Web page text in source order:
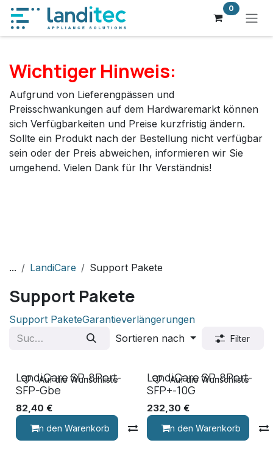
Zum Inhalt springen 0
Wichtiger Hinweis:
Aufgrund von Lieferengpässen und
Preisschwankungen auf dem Hardwaremarkt können
sich Verfügbarkeiten und Preise kurzfristig ändern.
Sollte ein Produkt nach der Bestellung nicht verfügbar
sein oder der Preis abweichen, informieren wir Sie
umgehend. Vielen Dank für Ihr Verständnis!
... LandiCare Support Pakete
Support Pakete
Support PaketeGarantieverlängerungen
Sortieren nach
Filter
LandiCare SP-8Port-
SFP-Gbe
82,40 €
In den Warenkorb Vergleichen
Auf die Wunschliste
LandiCare SP-8Port-
SFP+-10G
232,30 €
In den Warenkorb
Auf die Wunschliste